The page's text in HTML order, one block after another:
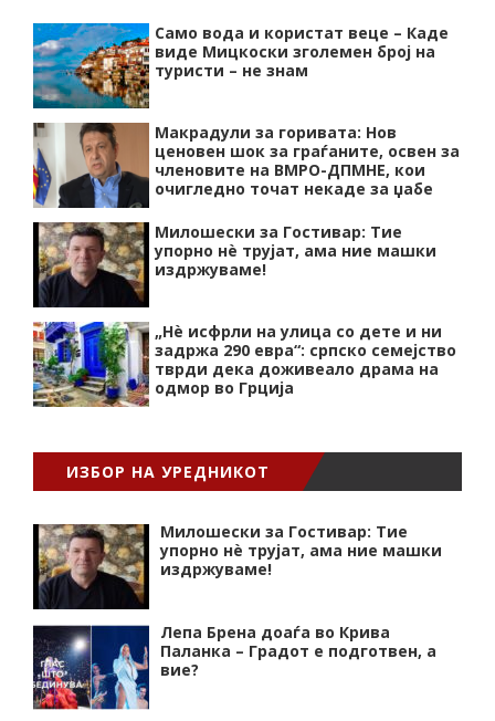
Само вода и користат веце – Каде
виде Мицкоски зголемен број на
туристи – не знам
Макрадули за горивата: Нов
ценовен шок за граѓаните, освен за
членовите на ВМРО-ДПМНЕ, кои
очигледно точат некаде за џабе
Милошески за Гостивар: Тие
упорно нѐ трујат, ама ние машки
издржуваме!
„Нѐ исфрли на улица со дете и ни
задржа 290 евра“: српско семејство
тврди дека доживеало драма на
одмор во Грција
ИЗБОР НА УРЕДНИКОТ
Милошески за Гостивар: Тие
упорно нѐ трујат, ама ние машки
издржуваме!
Лепа Брена доаѓа во Крива
Паланка – Градот е подготвен, а
вие?